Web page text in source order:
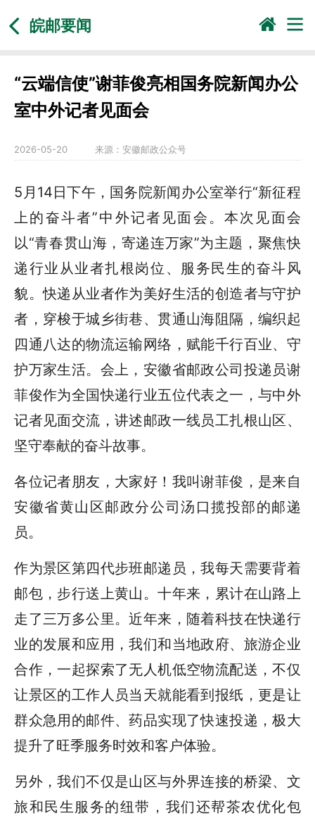
皖邮要闻
“云端信使”谢菲俊亮相国务院新闻办公
室中外记者见面会
2026-05-20 来源：安徽邮政公众号
5月14日下午，国务院新闻办公室举行“新征程
上的奋斗者”中外记者见面会。本次见面会
以“青春贯山海，寄递连万家”为主题，聚焦快
递行业从业者扎根岗位、服务民生的奋斗风
貌。快递从业者作为美好生活的创造者与守护
者，穿梭于城乡街巷、贯通山海阻隔，编织起
四通八达的物流运输网络，赋能千行百业、守
护万家生活。会上，安徽省邮政公司投递员谢
菲俊作为全国快递行业五位代表之一，与中外
记者见面交流，讲述邮政一线员工扎根山区、
坚守奉献的奋斗故事。
各位记者朋友，大家好！我叫谢菲俊，是来自
安徽省黄山区邮政分公司汤口揽投部的邮递
员。
作为景区第四代步班邮递员，我每天需要背着
邮包，步行送上黄山。十年来，累计在山路上
走了三万多公里。近年来，随着科技在快递行
业的发展和应用，我们和当地政府、旅游企业
合作，一起探索了无人机低空物流配送，不仅
让景区的工作人员当天就能看到报纸，更是让
群众急用的邮件、药品实现了快速投递，极大
提升了旺季服务时效和客户体验。
另外，我们不仅是山区与外界连接的桥梁、文
旅和民生服务的纽带，我们还帮茶农优化包